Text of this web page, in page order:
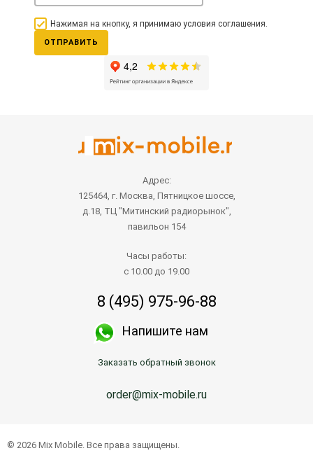
Нажимая на кнопку, я принимаю условия соглашения.
ОТПРАВИТЬ
Адрес:
125464, г. Москва, Пятницкое шоссе,
д.18, ТЦ "Митинский радиорынок",
павильон 154
Часы работы:
с 10.00 до 19.00
8 (495) 975-96-88
Напишите нам
Заказать обратный звонок
order@mix-mobile.ru
© 2026 Mix Mobile. Все права защищены.